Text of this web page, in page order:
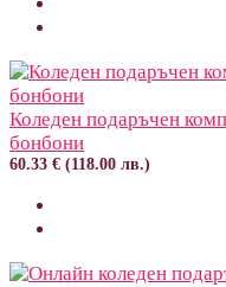
Коледен подаръчен
бонбони
60.33 € (118.00 лв.)